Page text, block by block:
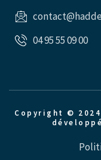
04 95 55 09 00
Copyright ©